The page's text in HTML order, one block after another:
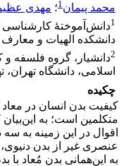
محمد پیمان1؛ مهدی
1دانش‌آموختۀ کارشناسی
دانشکده الهیات و معارف
2دانشیار، گروه فلسفه و
اسلامی، دانشگاه تهران،
چکیده
کیفیت بدن انسان در
متکلمین است؛ به
اقوال در این زمینه به‌
عنصری غیر از بدن
به این‌همانی بدن مُعاد با